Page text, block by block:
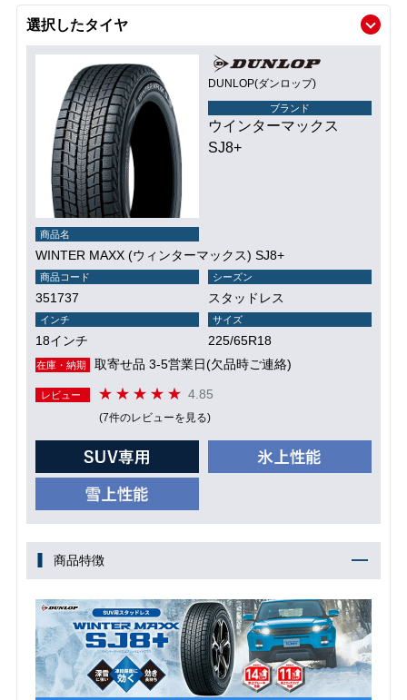
選択したタイヤ
DUNLOP(ダンロップ)
ブランド
ウインターマックス
SJ8+
商品名
WINTER MAXX (ウィンターマックス) SJ8+
商品コード
351737
シーズン
スタッドレス
インチ
18インチ
サイズ
225/65R18
在庫・納期 取寄せ品 3-5営業日(欠品時ご連絡)
レビュー 4.85
(7件のレビューを見る)
商品特徴